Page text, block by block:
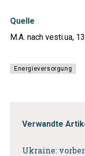
Quelle
M.A. nach vesti.ua,
Energieversorgung
Verwandte
Ukraine: